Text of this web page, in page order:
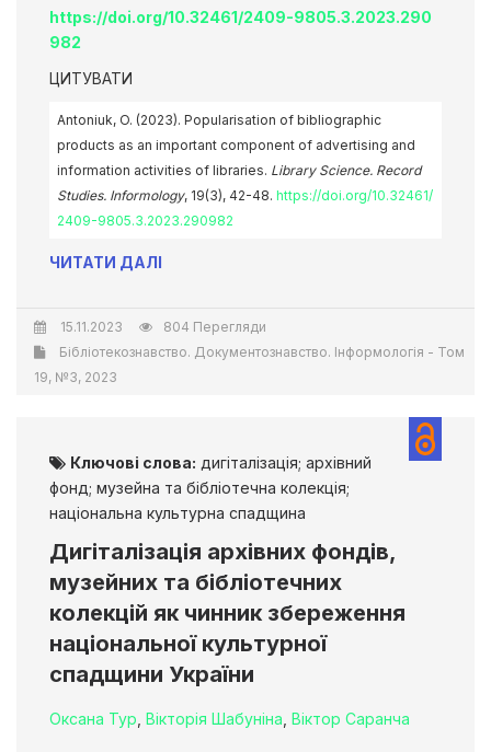
https://doi.org/10.32461/2409-9805.3.2023.290
982
ЦИТУВАТИ
Antoniuk, O. (2023). Popularisation of bibliographic
products as an important component of advertising and
information activities of libraries. Library Science. Record
Studies. Informology, 19(3), 42-48. https://doi.org/10.32461/
2409-9805.3.2023.290982
ЧИТАТИ ДАЛІ
15.11.2023
804 Перегляди
Бібліотекознавство. Документознавство. Інформологія - Том
19, №3, 2023
Ключові слова: дигіталізація; архівний
фонд; музейна та бібліотечна колекція;
національна культурна спадщина
Дигіталізація архівних фондів,
музейних та бібліотечних
колекцій як чинник збереження
національної культурної
спадщини України
Оксана Тур Вікторія Шабуніна Віктор Саранча